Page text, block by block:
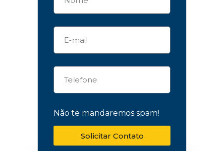
Não te mandaremos spam!
Solicitar Contato